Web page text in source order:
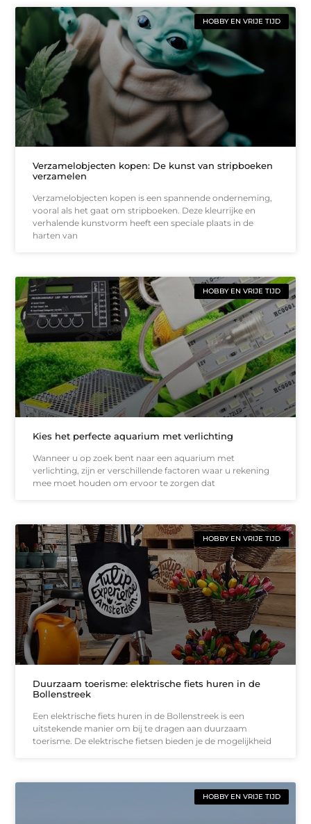
HOBBY EN VRIJE TIJD
Verzamelobjecten kopen: De kunst van stripboeken
verzamelen
Verzamelobjecten kopen is een spannende onderneming,
vooral als het gaat om stripboeken. Deze kleurrijke en
verhalende kunstvorm heeft een speciale plaats in de
harten van
HOBBY EN VRIJE TIJD
Kies het perfecte aquarium met verlichting
Wanneer u op zoek bent naar een aquarium met
verlichting, zijn er verschillende factoren waar u rekening
mee moet houden om ervoor te zorgen dat
HOBBY EN VRIJE TIJD
Duurzaam toerisme: elektrische fiets huren in de
Bollenstreek
Een elektrische fiets huren in de Bollenstreek is een
uitstekende manier om bij te dragen aan duurzaam
toerisme. De elektrische fietsen bieden je de mogelijkheid
HOBBY EN VRIJE TIJD